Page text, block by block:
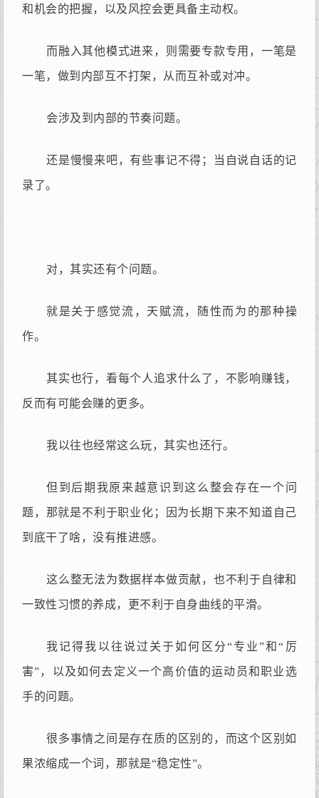
和机会的把握，以及风控会更具备主动权。
而融入其他模式进来，则需要专款专用，一笔是
一笔，做到内部互不打架，从而互补或对冲。
会涉及到内部的节奏问题。
还是慢慢来吧，有些事记不得；当自说自话的记
录了。
对，其实还有个问题。
就是关于感觉流，天赋流，随性而为的那种操
作。
其实也行，看每个人追求什么了，不影响赚钱，
反而有可能会赚的更多。
我以往也经常这么玩，其实也还行。
但到后期我原来越意识到这么整会存在一个问
题，那就是不利于职业化；因为长期下来不知道自己
到底干了啥，没有推进感。
这么整无法为数据样本做贡献，也不利于自律和
一致性习惯的养成，更不利于自身曲线的平滑。
我记得我以往说过关于如何区分“专业”和“厉
害”，以及如何去定义一个高价值的运动员和职业选
手的问题。
很多事情之间是存在质的区别的，而这个区别如
果浓缩成一个词，那就是“稳定性”。